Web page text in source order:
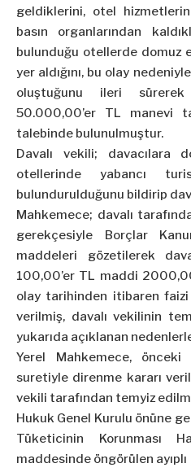
geldiklerini, otel
basın organlarından
bulunduğu otellerde domuz
yer aldığını, bu olay
oluştuğunu ileri
50.000,00’er TL manevi
talebinde bulunulmuştur.
Davalı vekili; davacılara
otellerinde yabancı
bulundurulduğunu bildirip
Mahkemece; davalı
gerekçesiyle Borçlar
maddeleri gözetilerek
100,00’er TL maddi
olay tarihinden itibaren
verilmiş, davalı vekilinin
yukarıda açıklanan
Yerel Mahkemece,
suretiyle direnme kararı
vekili tarafından temyiz
Hukuk Genel Kurulu önüne
Tüketicinin Korunması
maddesinde öngörülen